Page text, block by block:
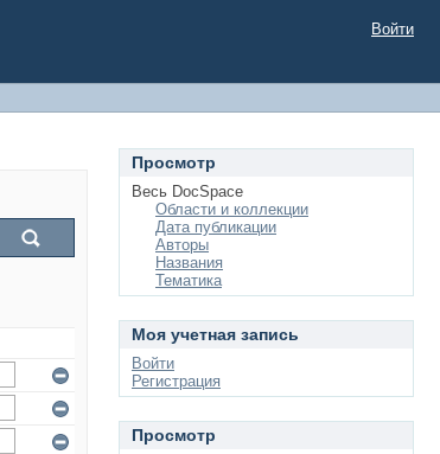
Войти
Просмотр
Весь DocSpace
Области и коллекции
Дата публикации
Авторы
Названия
Тематика
Моя учетная запись
Войти
Регистрация
Просмотр